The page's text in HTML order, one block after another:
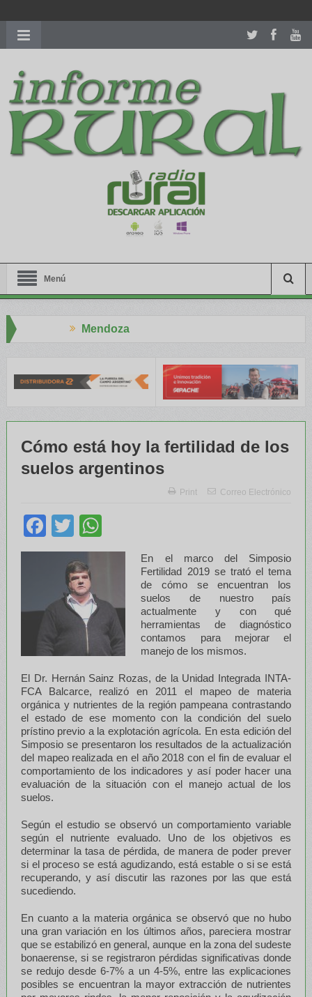
richardmillereplica
women.patekphilippe.tofor sale in usa recognized command with
dining room table ceremony. welcome to our
perfectwatches.is
shop. best youngsexdoll.comwith professional customer
services. 1: 1 design high
https://reallydiamond.com/
Menú
Cómo está hoy la fertilidad de los
suelos argentinos
Print Correo Electrónico
Facebook
Twitter
En el marco del Simposio
Fertilidad 2019 se trató el tema
de cómo se encuentran los
suelos de nuestro país
actualmente y con qué
herramientas de diagnóstico
contamos para mejorar el
manejo de los mismos.
El Dr. Hernán Sainz Rozas, de la Unidad Integrada INTA-
FCA Balcarce, realizó en 2011 el mapeo de materia
orgánica y nutrientes de la región pampeana contrastando
el estado de ese momento con la condición del suelo
prístino previo a la explotación agrícola. En esta edición del
Simposio se presentaron los resultados de la actualización
del mapeo realizada en el año 2018 con el fin de evaluar el
comportamiento de los indicadores y así poder hacer una
evaluación de la situación con el manejo actual de los
suelos.
Según el estudio se observó un comportamiento variable
según el nutriente evaluado. Uno de los objetivos es
determinar la tasa de pérdida, de manera de poder prever
si el proceso se está agudizando, está estable o si se está
recuperando, y así discutir las razones por las que está
sucediendo.
En cuanto a la materia orgánica se observó que no hubo
una gran variación en los últimos años, pareciera mostrar
que se estabilizó en general, aunque en la zona del sudeste
bonaerense, si se registraron pérdidas significativas donde
se redujo desde 6-7% a un 4-5%, entre las explicaciones
posibles se encuentran la mayor extracción de nutrientes